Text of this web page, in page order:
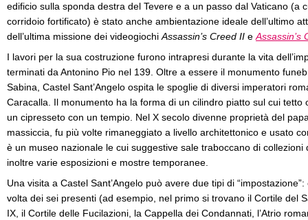
edificio sulla sponda destra del Tevere e a un passo dal Vaticano (a
corridoio fortificato) è stato anche ambientazione ideale dell’ultimo
dell’ultima missione dei videogiochi Assassin’s Creed II e Assassin’s
I lavori per la sua costruzione furono intrapresi durante la vita
terminati da Antonino Pio nel 139. Oltre a essere il monumento
Sabina, Castel Sant’Angelo ospita le spoglie di diversi imperatori
Caracalla. Il monumento ha la forma di un cilindro piatto sul cui tetto
un cipresseto con un tempio. Nel X secolo divenne proprietà del
massiccia, fu più volte rimaneggiato a livello architettonico e usato
è un museo nazionale le cui suggestive sale traboccano di collezioni
inoltre varie esposizioni e mostre temporanee.
Una visita a Castel Sant’Angelo può avere due tipi di
volta dei sei presenti (ad esempio, nel primo si trovano il Cortile del
IX, il Cortile delle Fucilazioni, la Cappella dei Condannati, l’Atrio